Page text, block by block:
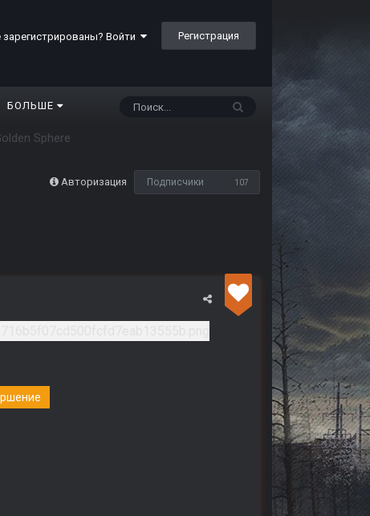
зарегистрированы? Войти Регистрация
БОЛЬШЕ
Sphere
Авторизация Подписчики 107